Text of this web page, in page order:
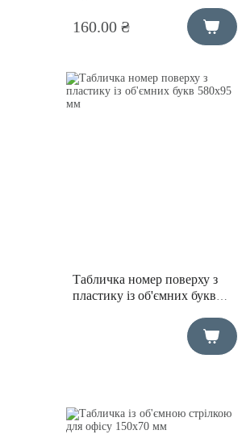
160.00 ₴
Табличка номер поверху з
пластику із об'ємних букв